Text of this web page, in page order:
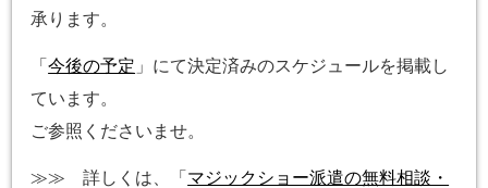
承ります。
「今後の予定 」にて決定済みのスケジュールを掲載し
ています。
ご参照くださいませ。
≫≫ 詳しくは、「 マジックショー派遣の無料相談・